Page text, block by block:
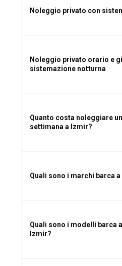
Noleggio privato con
Noleggio privato orario e
sistemazione notturna
Quanto costa noleggiare
settimana a Izmir?
Quali sono i marchi barca
Quali sono i modelli barca
Izmir?